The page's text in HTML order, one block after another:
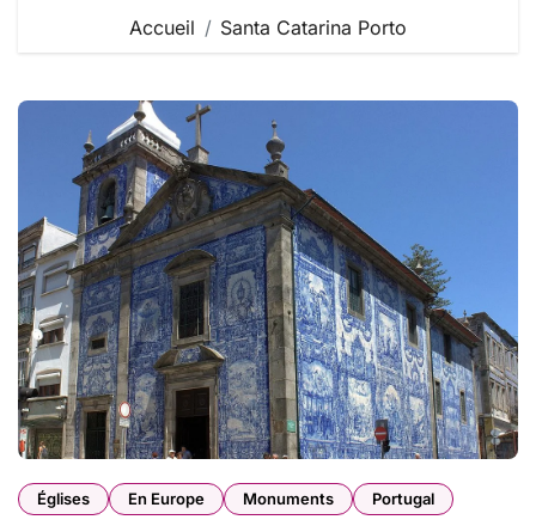
Accueil Santa Catarina Porto
Églises En Europe Monuments Portugal